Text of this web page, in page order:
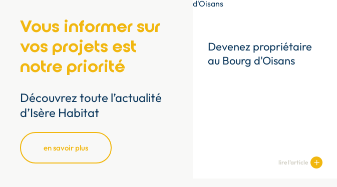
Vous informer sur
vos projets est
notre priorité
Découvrez toute l’actualité
d’Isère Habitat
en savoir plus
Devenez propriétaire
au Bourg d'Oisans
lire l’article